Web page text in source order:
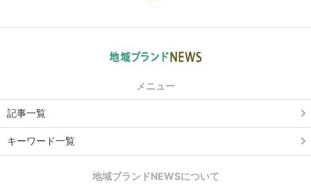
メニュー
記事一覧
キーワード一覧
地域ブランドNEWSについて